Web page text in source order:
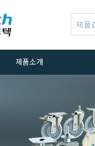
제품소개
PROFILE CASTER